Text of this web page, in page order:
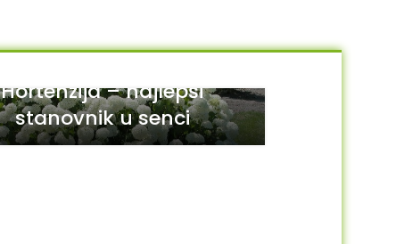
Hortenzija – najlepši
stanovnik u senci